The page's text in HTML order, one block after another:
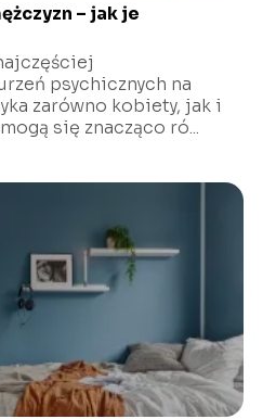
– jak je
psychicznych na
zarówno kobiety, jak i
się znacząco ró...